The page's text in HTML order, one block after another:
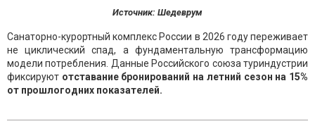
Источник: Шедеврум
Санаторно-курортный комплекс России в 2026 году переживает
не циклический спад, а фундаментальную трансформацию
модели потребления. Данные Российского союза туриндустрии
фиксируют отставание бронирований на летний сезон на 15%
от прошлогодних показателей.